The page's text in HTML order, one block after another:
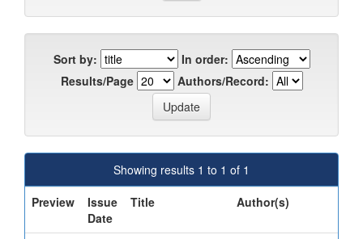
Sort by:
In order:
Results/Page
Authors/Record:
Showing results 1 to 1 of 1
Preview
Issue
Date
Title Author(s)